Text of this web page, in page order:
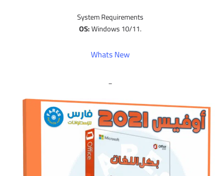
System Requirements
OS:Windows 10/11.
Whats New
_